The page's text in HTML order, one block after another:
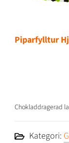
Piparfylltur
Chokladdragerad
Kategori: